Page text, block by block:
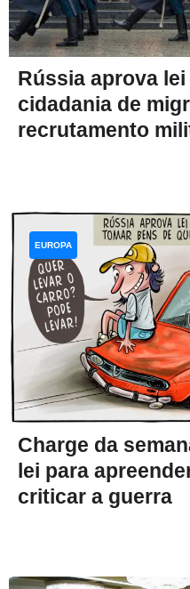
Rússia aprova
cidadania de
recrutamento
Charge da
lei para
criticar a guerra
EUROPA